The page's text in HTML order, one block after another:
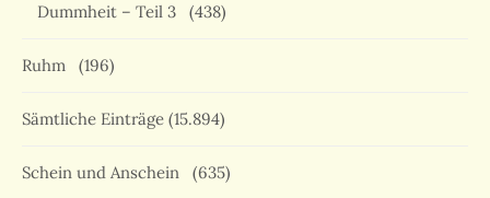
Dummheit – Teil 3 (438)
Ruhm (196)
Sämtliche Einträge (15.894)
Schein und Anschein (635)